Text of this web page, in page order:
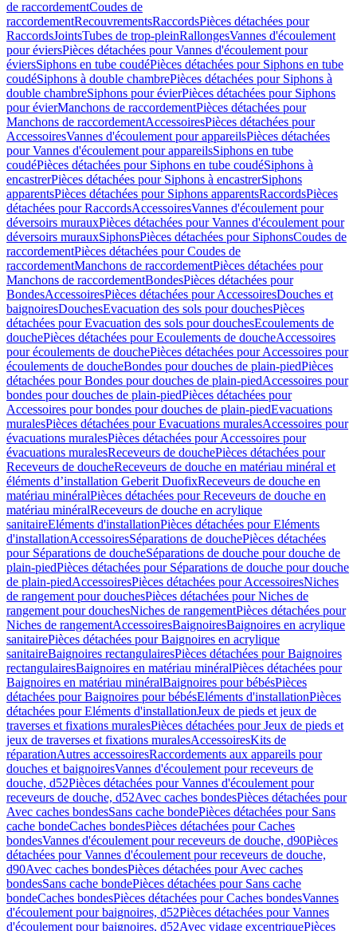
de raccordementCoudes de
raccordementRecouvrementsRaccordsPièces détachées pour
RaccordsJointsTubes de trop-pleinRallongesVannes d'écoulement
pour éviersPièces détachées pour Vannes d'écoulement pour
éviersSiphons en tube coudéPièces détachées pour Siphons en tube
coudéSiphons à double chambrePièces détachées pour Siphons à
double chambreSiphons pour évierPièces détachées pour Siphons
pour évierManchons de raccordementPièces détachées pour
Manchons de raccordementAccessoiresPièces détachées pour
AccessoiresVannes d'écoulement pour appareilsPièces détachées
pour Vannes d'écoulement pour appareilsSiphons en tube
coudéPièces détachées pour Siphons en tube coudéSiphons à
encastrerPièces détachées pour Siphons à encastrerSiphons
apparentsPièces détachées pour Siphons apparentsRaccordsPièces
détachées pour RaccordsAccessoiresVannes d'écoulement pour
déversoirs murauxPièces détachées pour Vannes d'écoulement pour
déversoirs murauxSiphonsPièces détachées pour SiphonsCoudes de
raccordementPièces détachées pour Coudes de
raccordementManchons de raccordementPièces détachées pour
Manchons de raccordementBondesPièces détachées pour
BondesAccessoiresPièces détachées pour AccessoiresDouches et
baignoiresDouchesEvacuation des sols pour douchesPièces
détachées pour Evacuation des sols pour douchesEcoulements de
douchePièces détachées pour Ecoulements de doucheAccessoires
pour écoulements de douchePièces détachées pour Accessoires pour
écoulements de doucheBondes pour douches de plain-piedPièces
détachées pour Bondes pour douches de plain-piedAccessoires pour
bondes pour douches de plain-piedPièces détachées pour
Accessoires pour bondes pour douches de plain-piedEvacuations
muralesPièces détachées pour Evacuations muralesAccessoires pour
évacuations muralesPièces détachées pour Accessoires pour
évacuations muralesReceveurs de douchePièces détachées pour
Receveurs de doucheReceveurs de douche en matériau minéral et
éléments d’installation Geberit DuofixReceveurs de douche en
matériau minéralPièces détachées pour Receveurs de douche en
matériau minéralReceveurs de douche en acrylique
sanitaireEléments d'installationPièces détachées pour Eléments
d'installationAccessoiresSéparations de douchePièces détachées
pour Séparations de doucheSéparations de douche pour douche de
plain-piedPièces détachées pour Séparations de douche pour douche
de plain-piedAccessoiresPièces détachées pour AccessoiresNiches
de rangement pour douchesPièces détachées pour Niches de
rangement pour douchesNiches de rangementPièces détachées pour
Niches de rangementAccessoiresBaignoiresBaignoires en acrylique
sanitairePièces détachées pour Baignoires en acrylique
sanitaireBaignoires rectangulairesPièces détachées pour Baignoires
rectangulairesBaignoires en matériau minéralPièces détachées pour
Baignoires en matériau minéralBaignoires pour bébésPièces
détachées pour Baignoires pour bébésEléments d'installationPièces
détachées pour Eléments d'installationJeux de pieds et jeux de
traverses et fixations muralesPièces détachées pour Jeux de pieds et
jeux de traverses et fixations muralesAccessoiresKits de
réparationAutres accessoiresRaccordements aux appareils pour
douches et baignoiresVannes d'écoulement pour receveurs de
douche, d52Pièces détachées pour Vannes d'écoulement pour
receveurs de douche, d52Avec caches bondesPièces détachées pour
Avec caches bondesSans cache bondePièces détachées pour Sans
cache bondeCaches bondesPièces détachées pour Caches
bondesVannes d'écoulement pour receveurs de douche, d90Pièces
détachées pour Vannes d'écoulement pour receveurs de douche,
d90Avec caches bondesPièces détachées pour Avec caches
bondesSans cache bondePièces détachées pour Sans cache
bondeCaches bondesPièces détachées pour Caches bondesVannes
d'écoulement pour baignoires, d52Pièces détachées pour Vannes
d'écoulement pour baignoires, d52Avec vidage excentriquePièces